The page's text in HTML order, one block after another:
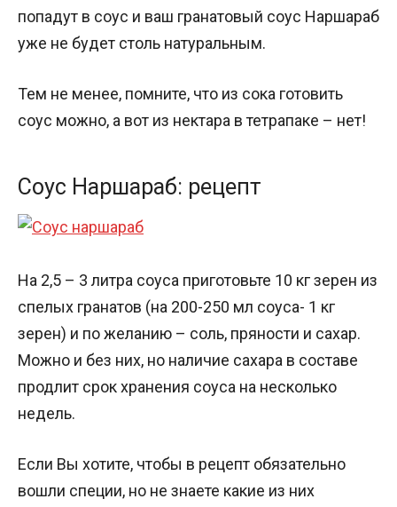
попадут в соус и ваш гранатовый соус Наршараб
уже не будет столь натуральным.
Тем не менее, помните, что из сока готовить
соус можно, а вот из нектара в тетрапаке – нет!
Соус Наршараб: рецепт
На 2,5 – 3 литра соуса приготовьте 10 кг зерен из
спелых гранатов (на 200-250 мл соуса- 1 кг
зерен) и по желанию – соль, пряности и сахар.
Можно и без них, но наличие сахара в составе
продлит срок хранения соуса на несколько
недель.
Если Вы хотите, чтобы в рецепт обязательно
вошли специи, но не знаете какие из них